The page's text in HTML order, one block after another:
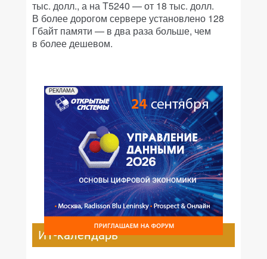
тыс. долл., а на T5240 — от 18 тыс. долл.
В более дорогом сервере установлено 128
Гбайт памяти — в два раза больше, чем
в более дешевом.
РЕКЛАМА
ИТ-календарь